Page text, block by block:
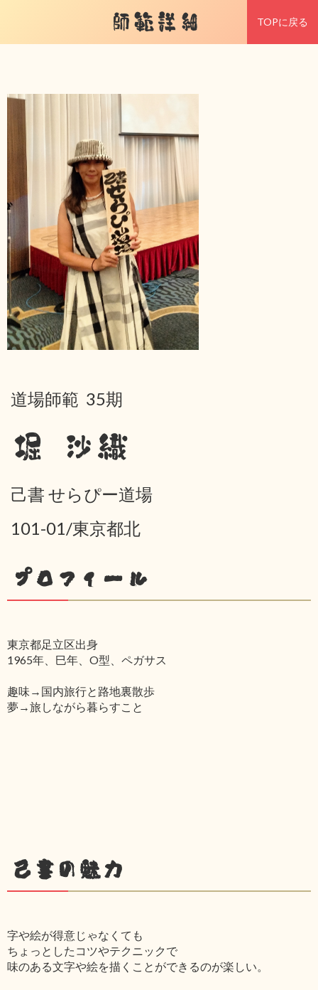
師範詳細 TOPに戻る
道場師範 35期
堀 沙織
己書 せらぴー道場
101-01/東京都北
プロフィール
東京都足立区出身
1965年、巳年、O型、ペガサス
趣味→国内旅行と路地裏散歩
夢→旅しながら暮らすこと
己書の魅力
字や絵が得意じゃなくても
ちょっとしたコツやテクニックで
味のある文字や絵を描くことができるのが楽しい。